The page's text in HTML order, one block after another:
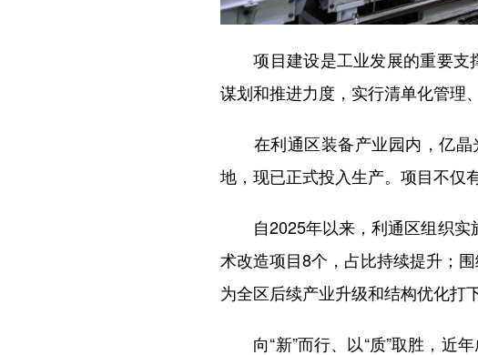
项目建设是工业发展的重要支
谋划和推进力度，实行清单化管理
在利通区装备产业园内，亿晶
地，现已正式投入生产。项目不仅
自2025年以来，利通区组织实
术改造项目8个，占比持续提升；
为全区后续产业升级和结构优化打
向“新”而行、以“质”取胜，近